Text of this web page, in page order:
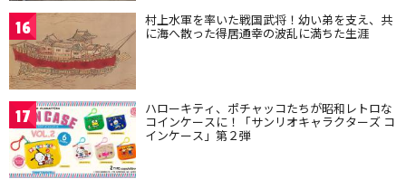
16 村上水軍を率いた戦国武将！幼い弟を支え、共
に海へ散った得居通幸の波乱に満ちた生涯
17 ハローキティ、ポチャッコたちが昭和レトロな
コインケースに！「サンリオキャラクターズ コ
インケース」第２弾